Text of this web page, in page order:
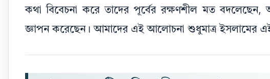
কথা বিবেচনা করে তাদের পূর্বের রক্ষণশীল মত বদলেছেন,
জ্ঞাপন করেছেন। আমাদের এই আলোচনা শুধুমাত্র ইসলামের